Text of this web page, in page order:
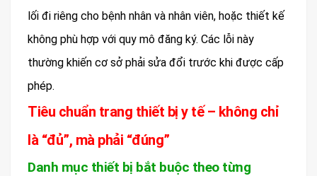
lối đi riêng cho bệnh nhân và nhân viên, hoặc thiết kế
không phù hợp với quy mô đăng ký. Các lỗi này
thường khiến cơ sở phải sửa đổi trước khi được cấp
phép.
Tiêu chuẩn trang thiết bị y tế – không chỉ
là “đủ”, mà phải “đúng”
Danh mục thiết bị bắt buộc theo từng